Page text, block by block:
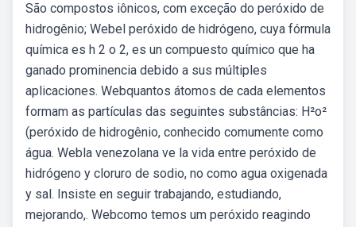
São compostos iônicos, com exceção do peróxido de
hidrogênio; Webel peróxido de hidrógeno, cuya fórmula
química es h 2 o 2, es un compuesto químico que ha
ganado prominencia debido a sus múltiples
aplicaciones. Webquantos átomos de cada elementos
formam as partículas das seguintes substâncias: H²o²
(peróxido de hidrogênio, conhecido comumente como
água. Webla venezolana ve la vida entre peróxido de
hidrógeno y cloruro de sodio, no como agua oxigenada
y sal. Insiste en seguir trabajando, estudiando,
mejorando,. Webcomo temos um peróxido reagindo